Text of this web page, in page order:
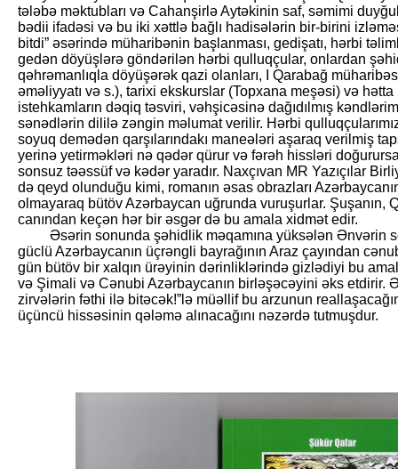
tələbə məktubları və Cahanşirlə Aytəkinin saf, səmimi
bədii ifadəsi və bu iki xəttlə bağlı hadisələrin bir-birini
bitdi” əsərində müharibənin başlanması, gedişatı, hərbi
gedən döyüşlərə göndərilən hərbi qulluqçular, onlardan
qəhrəmanlıqla döyüşərək qazi olanları, I Qarabağ
əməliyyatı və s.), tarixi ekskurslar (Topxana meşəsi) və
istehkamların dəqiq təsviri, vəhşicəsinə dağıdılmış
sənədlərin dililə zəngin məlumat verilir. Hərbi
soyuq demədən qarşılarındakı maneələri aşaraq verilmiş
yerinə yetirməkləri nə qədər qürur və fərəh hissləri
sonsuz təəssüf və kədər yaradır. Naxçıvan MR Yazıçılar
də qeyd olunduğu kimi, romanın əsas obrazları
olmayaraq bütöv Azərbaycan uğrunda vuruşurlar. Şuşanın,
canından keçən hər bir əsgər də bu amala xidmət edir.
Əsərin sonunda şəhidlik məqamına yüksələn Ənvərin
güclü Azərbaycanın üçrəngli bayrağının Araz çayından
gün bütöv bir xalqın ürəyinin dərinliklərində gizlədiyi bu
və Şimali və Cənubi Azərbaycanın birləşəcəyini əks etdirir.
zirvələrin fəthi ilə bitəcək!”lə müəllif bu arzunun
üçüncü hissəsinin qələmə alınacağını nəzərdə tutmuşdur.